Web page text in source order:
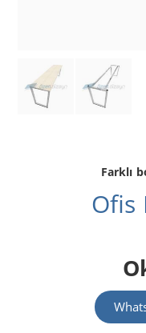
Farklı
Ofis